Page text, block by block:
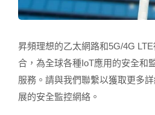
昇頻理想的乙太網路和5G/4G
合，為全球各種IoT應用的安全和
服務。請與我們聯繫以獲取更多
展的安全監控網絡。